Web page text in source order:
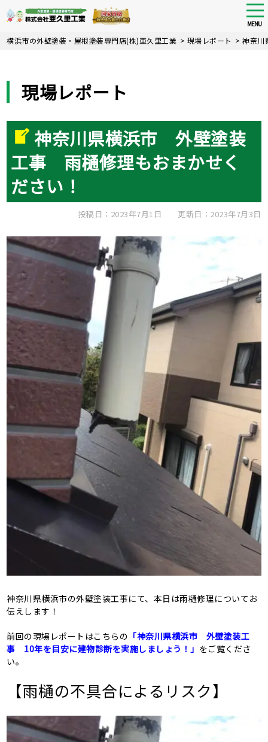
Skip
MENU
横浜市の外壁塗装・屋根塗装専門店(株)亜久里工業 > 現場レポート >神奈
現場レポート
神奈川県横浜市 外壁塗装
工事 雨樋修理もおまかせく
ださい！
投稿日：2023年7月1日 更新日：2023年7月3日
神奈川県横浜市の外壁塗装工事にて、本日は雨樋修理についてお
伝えします！
前回の現場レポートはこちらの 「神奈川県横浜市 外壁塗装工
事 10年を目安に建物診断を実施しましょう！」 をご覧くださ
い。
【雨樋の不具合によるリスク】